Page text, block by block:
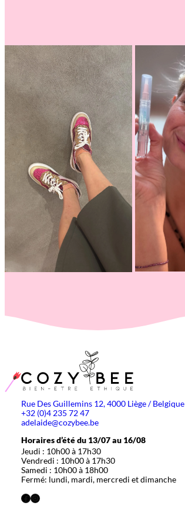
Rue Des Guillemins 12, 4000 Liège / Belgique
+32 (0)4 235 72 47
adelaide@cozybee.be
Horaires d’été du 13/07 au 16/08
Jeudi : 10h00 à 17h30
Vendredi : 10h00 à 17h30
Samedi : 10h00 à 18h00
Fermé: lundi, mardi, mercredi et dimanche
Facebook
Instagram